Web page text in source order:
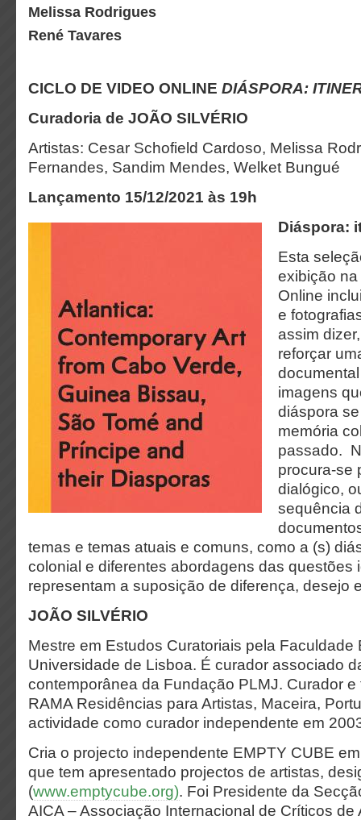
Melissa Rodrigues
René Tavares
CICLO DE VIDEO ONLINE DIÁSPORA:
Curadoria de JOÃO SILVÉRIO
Artistas: Cesar Schofield Cardoso, Melissa
Fernandes, Sandim Mendes, Welket Bungué
Lançamento 15/12/2021 às 19h
Diáspora:
Esta
exibição
Online
e
assim
reforçar
imagens
diáspora
memória
passado.
procura-se
dialógico,
sequência
temas e temas atuais e comuns, como a (s)
colonial e diferentes abordagens das questões
representam a suposição de diferença, desejo
JOÃO SILVÉRIO
Mestre em Estudos Curatoriais pela Faculdade
Universidade de Lisboa. É curador associado
contemporânea da Fundação PLMJ. Curador e
RAMA Residências para Artistas, Maceira,
actividade como curador independente em
Cria o projecto independente EMPTY CUBE
que tem apresentado projectos de artistas,
(www.emptycube.org). Foi Presidente da
AICA – Associação Internacional de Críticos de